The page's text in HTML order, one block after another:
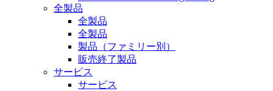
全製品
全製品
全製品
製品（ファミリー別）
販売終了製品
サービス
サービス